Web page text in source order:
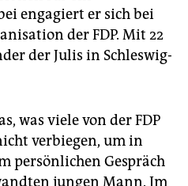
engagiert er sich bei
der FDP. Mit 22
der Julis in Schleswig-
was viele von der FDP
verbiegen, um in
persönlichen Gespräch
jungen Mann. Im